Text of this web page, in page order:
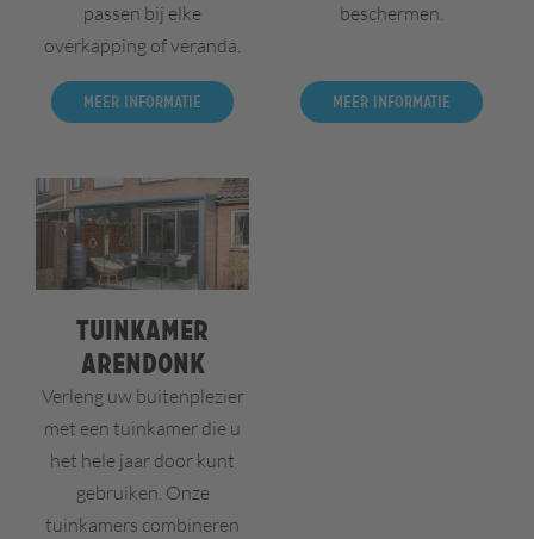
passen bij elke
overkapping of veranda.
Meer informatie
beschermen.
Meer informatie
Tuinkamer
Arendonk
Verleng uw buitenplezier
met een tuinkamer die u
het hele jaar door kunt
gebruiken. Onze
tuinkamers combineren